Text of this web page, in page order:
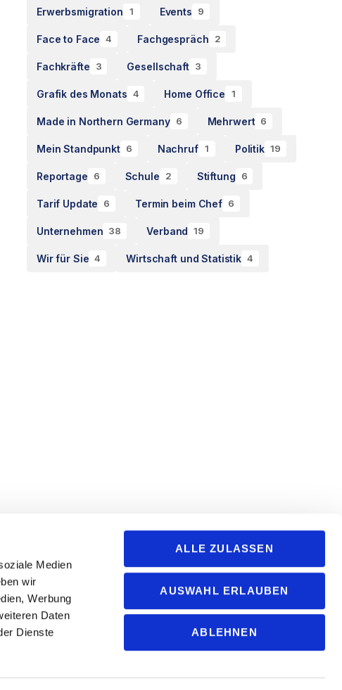
Medien
wir
Werbung
Daten
Dienste
ALLE ZULASSEN
AUSWAHL ERLAUBEN
ABLEHNEN
Erwerbsmigration 1 Events 9
Face to Face 4 Fachgespräch 2
Fachkräfte 3 Gesellschaft 3
Grafik des Monats 4 Home Office 1
Made in Northern Germany 6 Mehrwert 6
Mein Standpunkt 6 Nachruf 1 Politik 19
Reportage 6 Schule 2 Stiftung 6
Tarif Update 6 Termin beim Chef 6
Unternehmen 38 Verband 19
Wir für Sie 4 Wirtschaft und Statistik 4